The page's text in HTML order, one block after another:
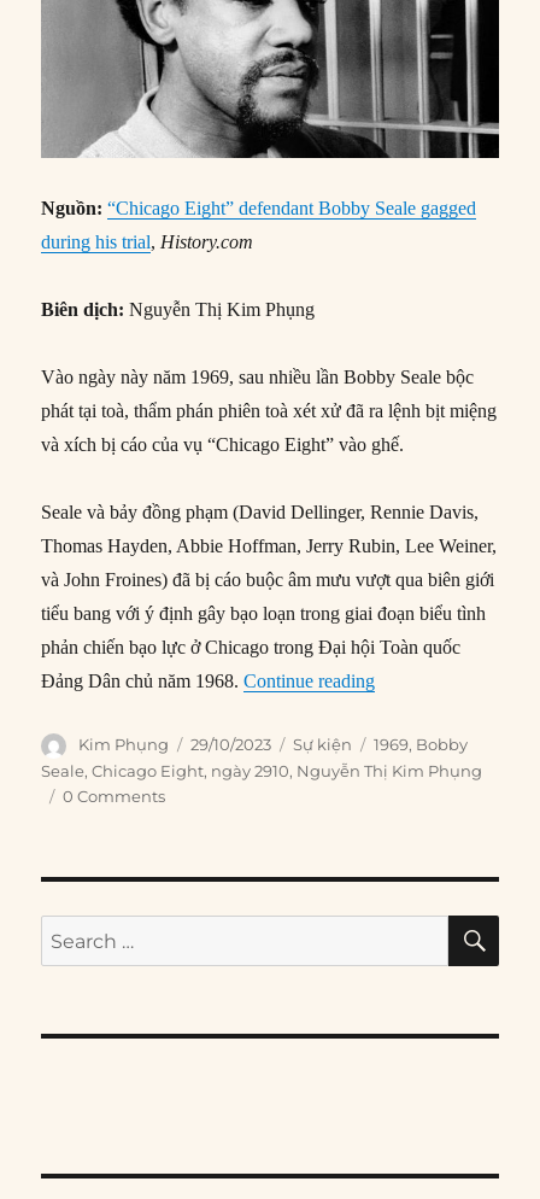
Nguồn:“Chicago Eight” defendant Bobby Seale gagged
during his trial,History.com
Biên dịch: Nguyễn Thị Kim Phụng
Vào ngày này năm 1969, sau nhiều lần Bobby Seale bộc
phát tại toà, thẩm phán phiên toà xét xử đã ra lệnh bịt miệng
và xích bị cáo của vụ “Chicago Eight” vào ghế.
Seale và bảy đồng phạm (David Dellinger, Rennie Davis,
Thomas Hayden, Abbie Hoffman, Jerry Rubin, Lee Weiner,
và John Froines) đã bị cáo buộc âm mưu vượt qua biên giới
tiểu bang với ý định gây bạo loạn trong giai đoạn biểu tình
phản chiến bạo lực ở Chicago trong Đại hội Toàn quốc
Đảng Dân chủ năm 1968.Continue reading“29/10/1969: Bobby
Author
Kim Phụng
Posted
on
29/10/2023 Categories
Sự kiện Tags
1969, Bobby
Seale,Chicago Eight, ngày 2910, Nguyễn Thị Kim Phụng
0 Comments
Search
for: